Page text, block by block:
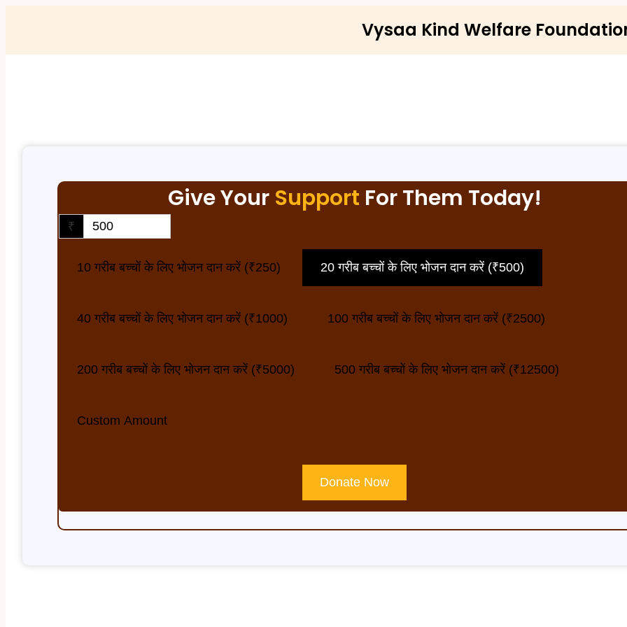
Vysaa Kind Welfare
Give YourSupport For Them Today!
₹
10 गरीब बच्चों के लिए भोजन दान करें (₹250) 20 गरीब बच्चों के लिए भोजन दान करें (₹500)
40 गरीब बच्चों के लिए भोजन दान करें (₹1000) 100 गरीब बच्चों के लिए भोजन दान करें (₹2500)
200 गरीब बच्चों के लिए भोजन दान करें (₹5000) 500 गरीब बच्चों के लिए भोजन दान करें (₹12500)
Custom Amount
Donate Now